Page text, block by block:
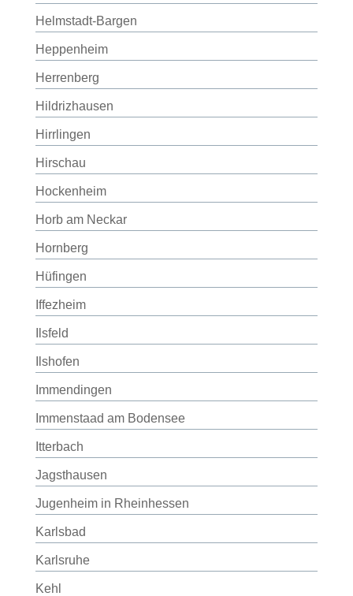
Helmstadt-Bargen
Heppenheim
Herrenberg
Hildrizhausen
Hirrlingen
Hirschau
Hockenheim
Horb am Neckar
Hornberg
Hüfingen
Iffezheim
Ilsfeld
Ilshofen
Immendingen
Immenstaad am Bodensee
Itterbach
Jagsthausen
Jugenheim in Rheinhessen
Karlsbad
Karlsruhe
Kehl